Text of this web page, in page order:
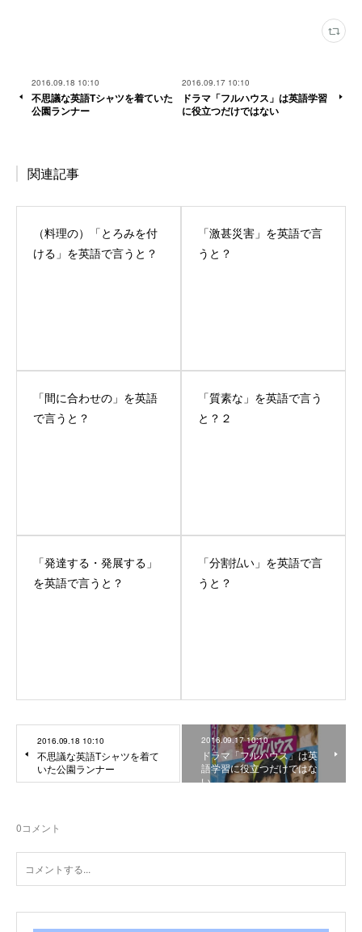
2016.09.18 10:10
不思議な英語Tシャツを着ていた
公園ランナー
2016.09.17 10:10
ドラマ「フルハウス」は英語学習
に役立つだけではない
関連記事
（料理の）「とろみを付
ける」を英語で言うと？
「激甚災害」を英語で言
うと？
「間に合わせの」を英語
で言うと？
「質素な」を英語で言う
と？２
「発達する・発展する」
を英語で言うと？
「分割払い」を英語で言
うと？
2016.09.18 10:10
不思議な英語Tシャツを着て
いた公園ランナー
2016.09.17 10:10
ドラマ「フルハウス」は英
語学習に役立つだけではな
い
0コメント